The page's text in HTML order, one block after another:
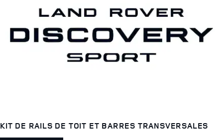
KIT DE RAILS DE TOIT ET BARRES TRANSVERSALES